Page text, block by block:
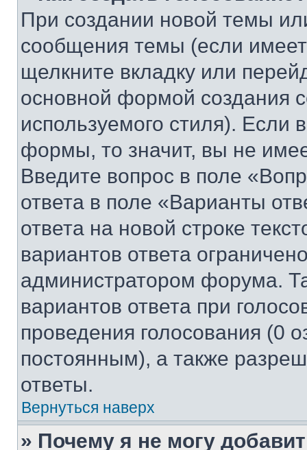
При создании новой темы
сообщения темы (если
щелкните вкладку или
основной формой создания
используемого стиля). Если
формы, то значит, вы не
Введите вопрос в поле
ответа в поле «Варианты
ответа на новой строке
вариантов ответа
администратором форума.
вариантов ответа при
проведения голосования (0
постоянным), а также
ответы.
Вернуться наверх
» Почему я не могу